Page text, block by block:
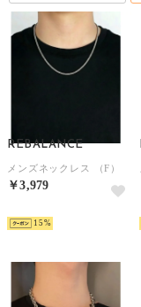
REBALANCE
メンズネックレス （F）
￥3,979
15